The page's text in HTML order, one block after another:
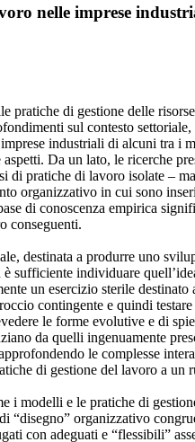
nelle imprese
di gestione delle
sul contesto
industriali di alcuni tra
Da un lato, le ricerche
di pratiche di lavoro isolate –
organizzativo in cui sono
di conoscenza empirica
conseguenti.
destinata a produrre uno
sufficiente individuare
un esercizio sterile
contingente e quindi
le forme evolutive e di
da quelli ingenuamente
le complesse
di gestione del lavoro a un
i modelli e le pratiche di
“disegno” organizzativo
con adeguati e “flessibili”